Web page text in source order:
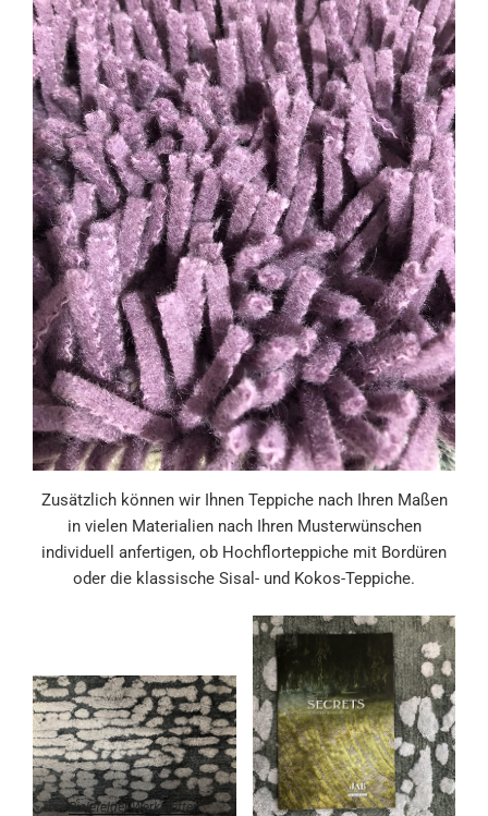
Zusätzlich können wir Ihnen Teppiche nach Ihren Maßen
in vielen Materialien nach Ihren Musterwünschen
individuell anfertigen, ob Hochflorteppiche mit Bordüren
oder die klassische Sisal- und Kokos-Teppiche.
Bielefelder Werkstätten